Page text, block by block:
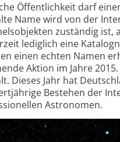
Öffent­lichkeit darf
Name wird von der
zuständig ist,
lediglich eine
einen echten Namen
Aktion im Jahre
Dieses Jahr hat
Bestehen der
Astronomen.